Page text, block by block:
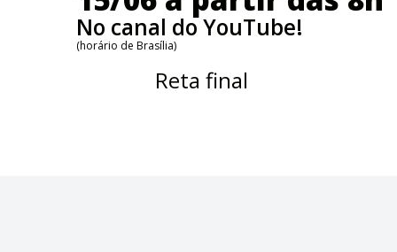
No canal do YouTube!
(horário de Brasília)
Reta final